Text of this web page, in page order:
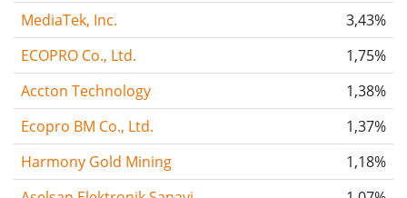
MediaTek, Inc.
3,43%
ECOPRO Co., Ltd.
1,75%
Accton Technology
1,38%
Ecopro BM Co., Ltd.
1,37%
Harmony Gold Mining
1,18%